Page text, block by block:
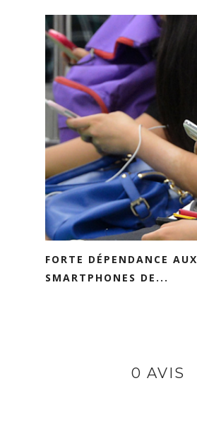
FORTE DÉPENDANCE AUX
SMARTPHONES DE...
0 AVIS